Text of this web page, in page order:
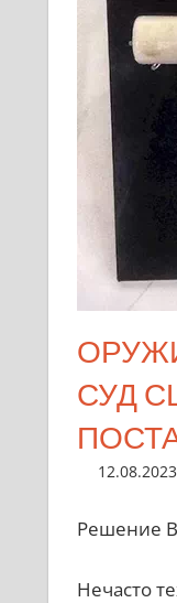
СУД
12.08.2023
Решение
Нечасто